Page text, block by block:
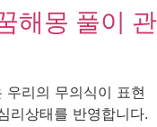
해몽 풀이 관
리의 무의식이 표현
리상태를 반영합니다.